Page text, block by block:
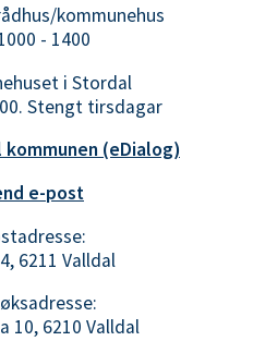
kommunehus
- 1400
i Stordal
Stengt tirsdagar
(eDialog)
e-post
6211 Valldal
10, 6210 Valldal